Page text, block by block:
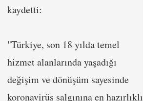
kaydetti:
"Türkiye, son 18 yılda temel
hizmet alanlarında yaşadığı
değişim ve dönüşüm sayesinde
koronavirüs salgınına en hazırlıklı